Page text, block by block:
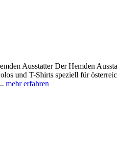
Ausstatter Der Hemden
und T-Shirts speziell für
mehr erfahren